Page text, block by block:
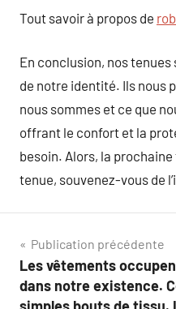
Tout savoir à propos de
En conclusion, nos
de notre identité. Ils nous
nous sommes et ce que
offrant le confort et la
besoin. Alors, la
tenue, souvenez-vous de
Navigation
de
Publication précédente
Les vêtements
dans notre existence.
simples bouts de tissu.